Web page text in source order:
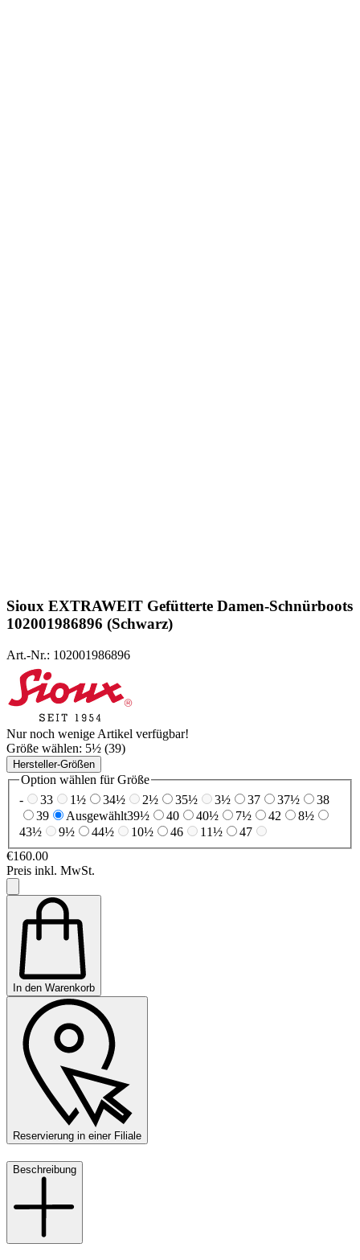
Sioux EXTRAWEIT Gefütterte Damen-Schnürboots
102001986896 (Schwarz)
Art.-Nr.: 102001986896
Nur noch wenige Artikel verfügbar!
Größe wählen: 5½ (39)
Hersteller-Größen
Option wählen für Größe
-
33 1½ 34½ 2½ 35½ 3½ 37 37½
38
39
Ausgewählt39½ 40 40½ 7½ 42
8½
43½
9½ 44½ 10½ 46 11½
47
€160.00
Preis inkl. MwSt.
In den Warenkorb
Reservierung in einer Filiale
Beschreibung